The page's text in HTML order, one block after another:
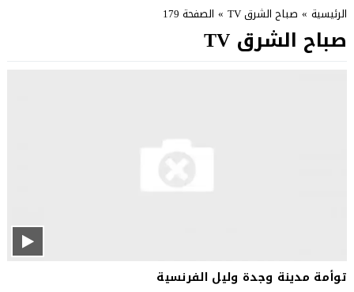
الرئيسية » صباح الشرق TV » الصفحة 179
صباح الشرق TV
توأمة مدينة وجدة وليل الفرنسية